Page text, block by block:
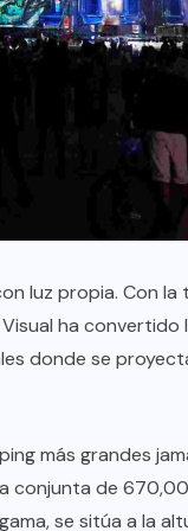
luz propia. Con
ha convertido
donde se
más grandes
de
se sitúa a la